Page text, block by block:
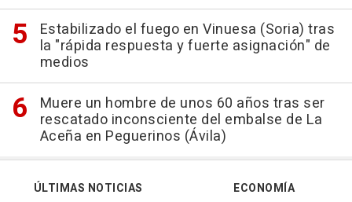
Estabilizado el fuego en Vinuesa (Soria) tras
la "rápida respuesta y fuerte asignación" de
medios
Muere un hombre de unos 60 años tras ser
rescatado inconsciente del embalse de La
Aceña en Peguerinos (Ávila)
ÚLTIMAS NOTICIAS
ECONOMÍA